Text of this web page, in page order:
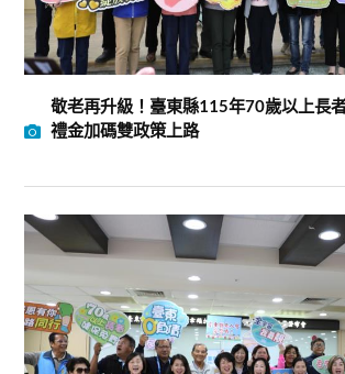
敬老再升級！臺東縣115年70歲以上長
禮金加碼雙政策上路